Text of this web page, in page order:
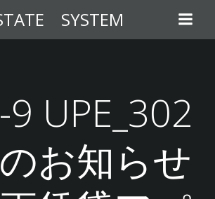
ン
テ
キ
プ
SYSTEM
UPE_302
お知らせ